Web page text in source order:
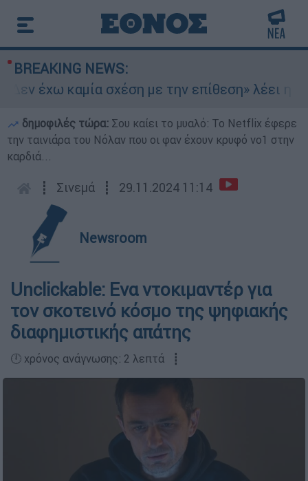
BREAKING NEWS:
έχω καμία σχέση με την επίθεση» λέει η
δημοφιλές τώρα: Σου καίει το μυαλό: Το Netflix έφερε
την ταινιάρα του Νόλαν που οι φαν έχουν κρυφό νο1 στην
καρδιά...
┋ Σινεμά ┋ 29.11.2024 11:14
Newsroom
Unclickable: Ενα ντοκιμαντέρ για
τον σκοτεινό κόσμο της ψηφιακής
διαφημιστικής απάτης
🕛 χρόνος ανάγνωσης: 2 λεπτά ┋